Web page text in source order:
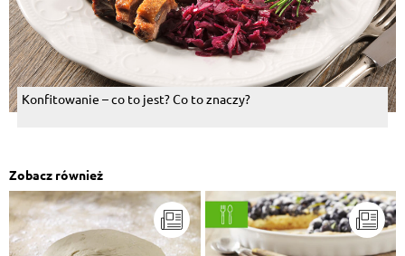
Konfitowanie – co to jest? Co to znaczy?
Zobacz również